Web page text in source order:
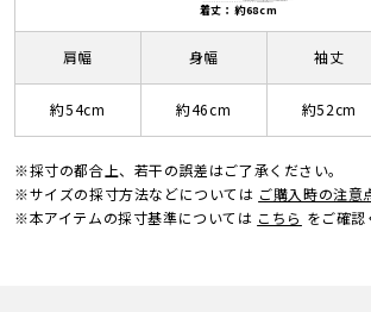
着丈：約68cm
肩幅
約54cm
身幅
約46cm
袖丈
約52cm
※採寸の都合上、若干の誤差はご了承ください。
※サイズの採寸方法などについては ご購入時の注意
※本アイテムの採寸基準については こちら をご確認